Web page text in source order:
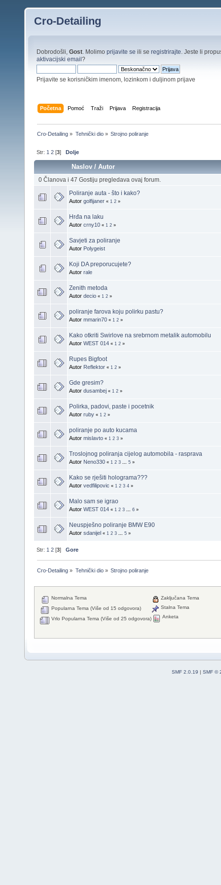
Cro-Detailing
Dobrodošli, Gost . Molimo prijavite se ili se registrirajte . Jeste li
aktivacijski email?
Prijavite se korisničkim imenom, lozinkom i duljinom prijave
Početna Pomoć Traži Prijava Registracija
Cro-Detailing » Tehnički dio» Strojno poliranje
Str: 1 2 [3]Dolje
Naslov /Autor
0 Članova i 47 Gostiju pregledava ovaj forum.
Poliranje auta - što i kako?
Autor golfijaner « 1 2 »
Hrđa na laku
Autor crny10 « 1 2 »
Savjeti za poliranje
Autor Polygeist
Koji DA preporucujete?
Autor rale
Zenith metoda
Autor decio « 1 2 »
poliranje farova koju polirku pastu?
Autor mmarin70 « 1 2 »
Kako otkriti Swirlove na srebrnom metalik automobilu
Autor WEST 014 « 1 2 »
Rupes Bigfoot
Autor Reflektor « 1 2 »
Gde gresim?
Autor dusambej « 1 2 »
Polirka, padovi, paste i pocetnik
Autor ruby « 1 2 »
poliranje po auto kucama
Autor mislavto « 1 2 3 »
Troslojnog poliranja cijelog automobila - rasprava
Autor Neno330 « 1 2 3 5 »
Kako se rješiti holograma???
Autor vedfilipovic « 1 2 3 4 »
Malo sam se igrao
Autor WEST 014 « 1 2 3 6 »
Neuspješno poliranje BMW E90
Autor sdanijel « 1 2 3 5 »
Str: 1 2 [3]Gore
Cro-Detailing » Tehnički dio» Strojno poliranje
Normalna Tema
Popularna Tema (Više od 15 odgovora)
Vrlo Popularna Tema (Više od 25 odgovora)
Zaključana Tema
Stalna Tema
Anketa
SMF 2.0.19 | SMF ©